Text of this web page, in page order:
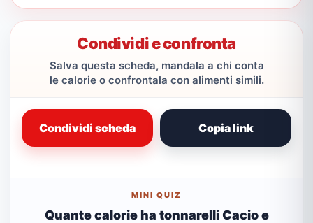
Condividi e confronta
Salva questa scheda, mandala a chi conta
le calorie o confrontala con alimenti simili.
Condividi scheda Copia link
MINI QUIZ
Quante calorie ha tonnarelli Cacio e